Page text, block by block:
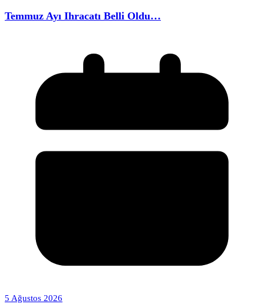
Temmuz Ayı Ihracatı Belli Oldu…
5 Ağustos 2026